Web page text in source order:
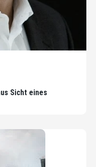
Sicht eines